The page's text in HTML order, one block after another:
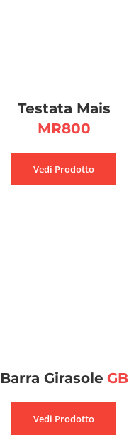
Testata Mais
MR800
Vedi Prodotto
Barra Girasole GB
Vedi Prodotto